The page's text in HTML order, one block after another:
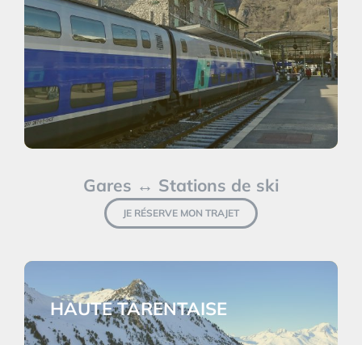
Gares ↔ Stations de ski
JE RÉSERVE MON TRAJET
HAUTE TARENTAISE